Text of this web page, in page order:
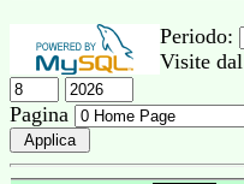
Periodo:
Visite dal
Pagina